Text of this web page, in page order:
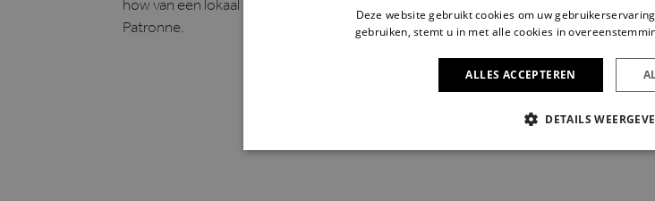
how van een lokaal naaiatelier, dat is de ‘Cushion Couture’ van La
Patronne.
Deze website gebruikt cookies om uw
gebruiken, stemt u in met alle cookies in
ALLES ACCEPTEREN
DETAILS
STRIKT NOODZAKELIJK PRESTATIE